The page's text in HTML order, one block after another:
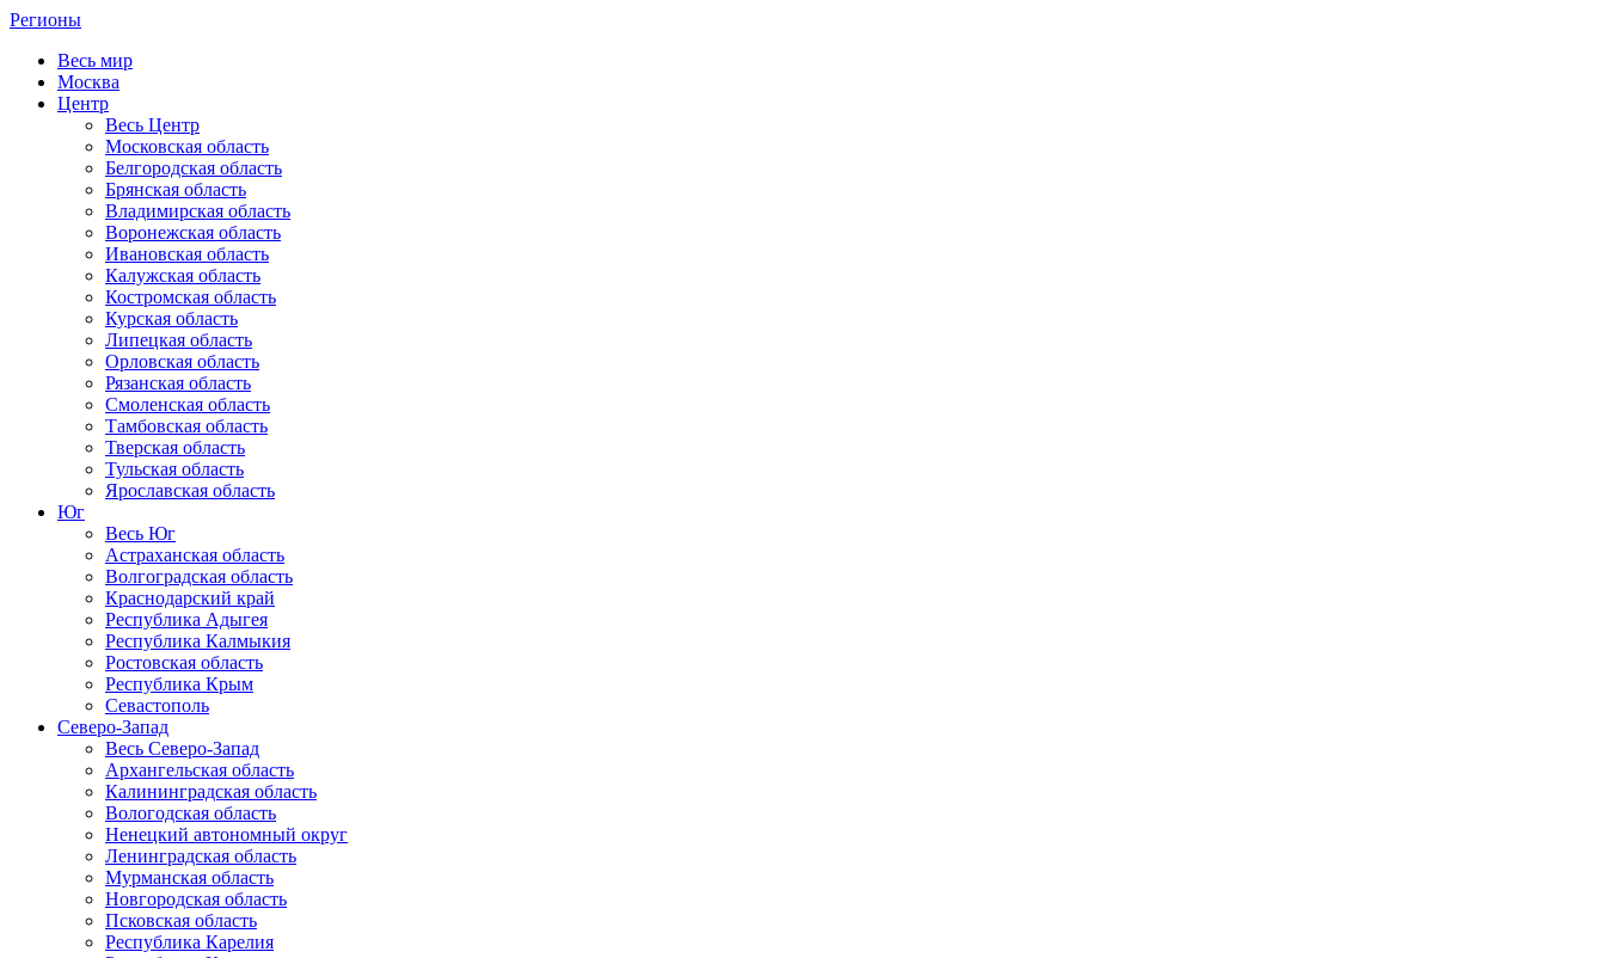
Регионы
Весь мир
Москва
Центр
Весь Центр
Московская область
Белгородская область
Брянская область
Владимирская область
Воронежская область
Ивановская область
Калужская область
Костромская область
Курская область
Липецкая область
Орловская область
Рязанская область
Смоленская область
Тамбовская область
Тверская область
Тульская область
Ярославская область
Юг
Весь Юг
Астраханская область
Волгоградская область
Краснодарский край
Республика Адыгея
Республика Калмыкия
Ростовская область
Республика Крым
Севастополь
Северо-Запад
Весь Северо-Запад
Архангельская область
Калининградская область
Вологодская область
Ненецкий автономный округ
Ленинградская область
Мурманская область
Новгородская область
Псковская область
Республика Карелия